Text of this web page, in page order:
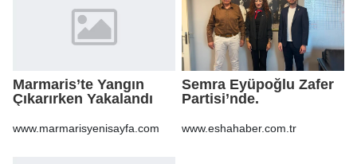
Marmaris’te Yangın
Çıkarırken Yakalandı
www.marmarisyenisayfa.com
Semra Eyüpoğlu Zafer
Partisi’nde.
www.eshahaber.com.tr